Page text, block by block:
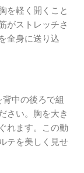
を軽く開くこと
がストレッチさ
全身に送り込
中の後ろで組
さい。胸を大き
れます。この動
テを美しく見せ